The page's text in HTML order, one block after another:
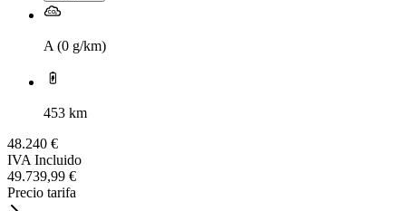
A (0 g/km)
453 km
48.240 €
IVA Incluido
49.739,99 €
Precio tarifa